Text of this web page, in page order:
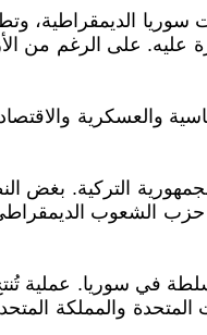
سوريا
على الرغم من
التركية. بغض
حزب الشعوب
في سوريا. عملية
والمملكة